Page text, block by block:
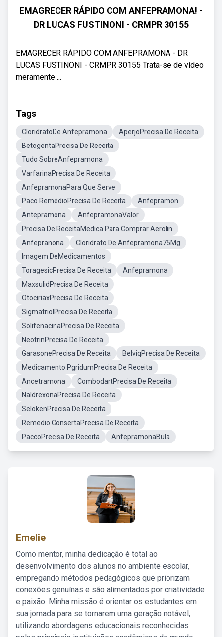
EMAGRECER RÁPIDO COM ANFEPRAMONA! -
DR LUCAS FUSTINONI - CRMPR 30155
EMAGRECER RÁPIDO COM ANFEPRAMONA - DR
LUCAS FUSTINONI - CRMPR 30155 Trata-se de vídeo
meramente ...
Tags
CloridratoDe Anfepramona
AperjoPrecisa De Receita
BetogentaPrecisa De Receita
Tudo SobreAnfepramona
VarfarinaPrecisa De Receita
AnfepramonaPara Que Serve
Paco RemédioPrecisa De Receita
Anfepramon
Antepramona
AnfepramonaValor
Precisa De ReceitaMedica Para Comprar Aerolin
Anfepranona
Cloridrato De Anfepramona75Mg
Imagem DeMedicamentos
ToragesicPrecisa De Receita
Anfepramona
MaxsulidPrecisa De Receita
OtociriaxPrecisa De Receita
SigmatriolPrecisa De Receita
SolifenacinaPrecisa De Receita
NeotrinPrecisa De Receita
GarasonePrecisa De Receita
BelviqPrecisa De Receita
Medicamento PgridumPrecisa De Receita
Ancetramona
CombodartPrecisa De Receita
NaldrexonaPrecisa De Receita
SelokenPrecisa De Receita
Remedio ConsertaPrecisa De Receita
PaccoPrecisa De Receita
AnfepramonaBula
Emelie
Como mentor, minha dedicação é total ao
desenvolvimento dos alunos no ambiente escolar,
empregando métodos pedagógicos que priorizam
conexões genuínas e são alimentados por criatividade
e paixão. Minha missão é orientar os estudantes em
sua jornada para se tornarem uma geração notável,
utilizando abordagens educacionais reconhecidas